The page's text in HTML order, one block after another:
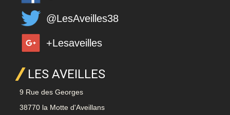
@LesAveilles38
+Lesaveilles
LES AVEILLES
9 Rue des Georges
38770 la Motte d'Aveillans